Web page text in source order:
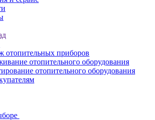
отопительных приборов
отопительного оборудования
отопительного оборудования